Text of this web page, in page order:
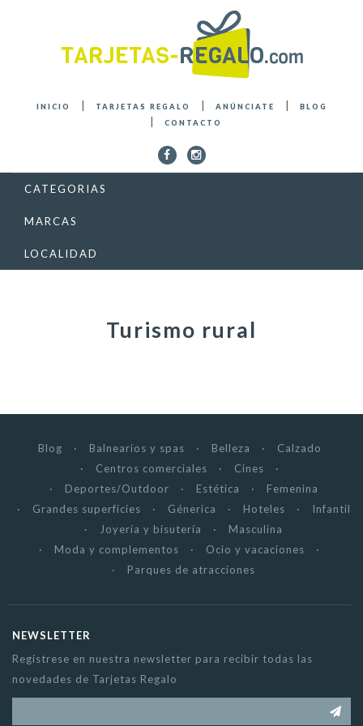
INICIO TARJETAS REGALO ANÚNCIATE
BLOG
CONTACTO
CATEGORIAS
MARCAS
LOCALIDAD
Turismo rural
Blog Balnearios y spas Belleza
Calzado
Centros comerciales
Cines
Deportes/Outdoor
Estética
Femenina
Grandes superficies
Génerica Hoteles
Infantil
Joyería y bisutería
Masculina
Moda y complementos
Ocio y vacaciones
Parques de atracciones
NEWSLETTER
Regístrese en nuestra newsletter para recibir todas las
novedades de Tarjetas Regalo